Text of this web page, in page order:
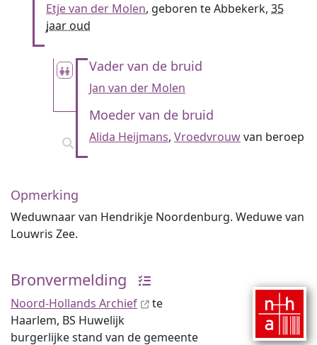
Etje van der Molen, geboren te Abbekerk, 35
jaar oud
Vader van de bruid
Jan van der Molen
Moeder van de bruid
Alida Heijmans, Vroedvrouwvan beroep
Opmerking
Weduwnaar van Hendrikje Noordenburg. Weduwe van
Louwris Zee.
Bronvermelding
Noord-Hollands Archief
te
Haarlem, BS Huwelijk
burgerlijke stand van de gemeente